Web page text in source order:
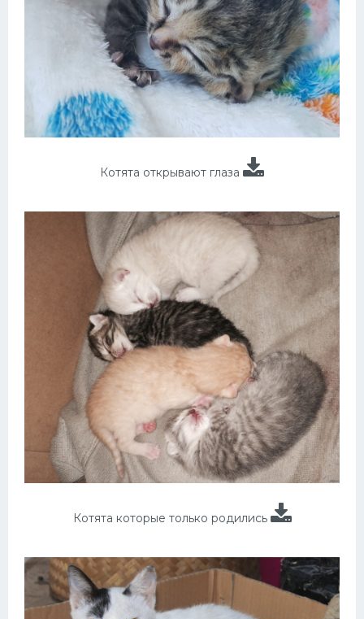
Котята открывают глаза
Котята которые только родились